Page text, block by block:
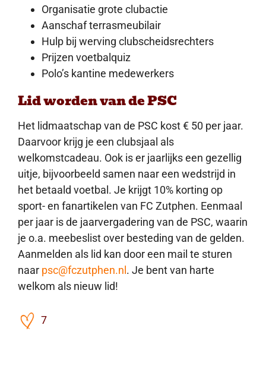
Organisatie grote clubactie
Aanschaf terrasmeubilair
Hulp bij werving clubscheidsrechters
Prijzen voetbalquiz
Polo’s kantine medewerkers
Lid worden van de PSC
Het lidmaatschap van de PSC kost € 50 per jaar.
Daarvoor krijg je een clubsjaal als
welkomstcadeau. Ook is er jaarlijks een gezellig
uitje, bijvoorbeeld samen naar een wedstrijd in
het betaald voetbal. Je krijgt 10% korting op
sport- en fanartikelen van FC Zutphen. Eenmaal
per jaar is de jaarvergadering van de PSC, waarin
je o.a. meebeslist over besteding van de gelden.
Aanmelden als lid kan door een mail te sturen
naar psc@fczutphen.nl. Je bent van harte
welkom als nieuw lid!
7